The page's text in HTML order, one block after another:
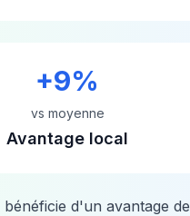
+9%
vs moyenne
Avantage local
bénéficie d'un avantage de